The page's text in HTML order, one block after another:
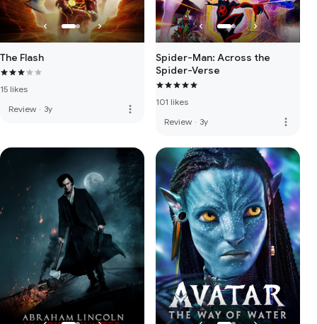
The Flash
15 likes
Review · 3y more_vert
Spider-Man: Across the
Spider-Verse
101 likes
Review · 3y more_vert